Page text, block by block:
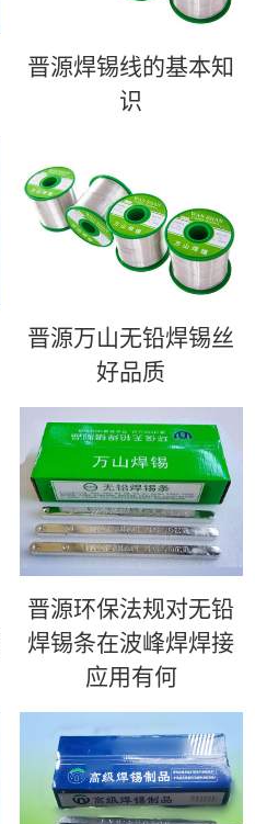
晋源​焊锡线的基本知
识
晋源万山无铅焊锡丝
好品质
晋源环保法规对无铅
焊锡条在波峰焊焊接
应用有何